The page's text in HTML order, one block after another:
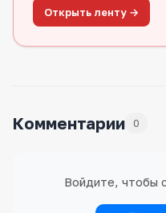
Открыть ленту →
Комментарии 0
Войдите, чтобы